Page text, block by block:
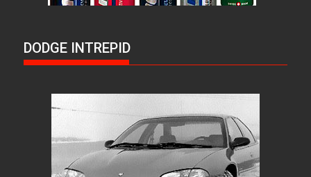
DODGE INTREPID